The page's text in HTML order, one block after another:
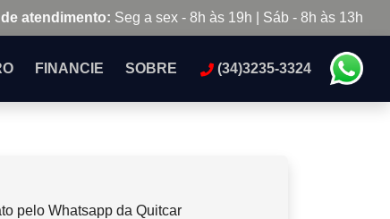
atendimento: Seg a sex - 8h às 19h | Sáb - 8h às 13h
FINANCIE SOBRE (34)3235-3324
pelo Whatsapp da Quitcar